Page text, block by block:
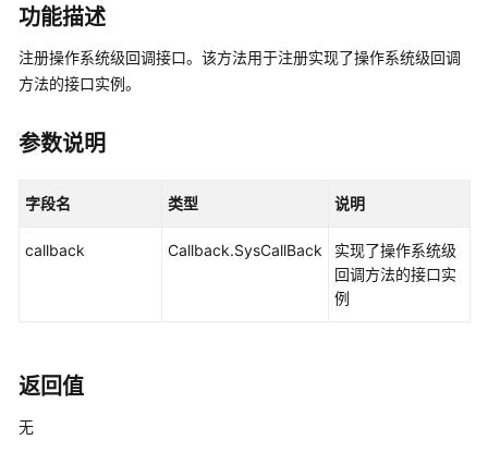
费
说
入
功能描述
注册操作系统级回调接口。该方法用于注册实现了操作系统级回调
方法的接口实例。
参数说明
字段名 类型 说明
callback Callback.SysCallBack
实现了操作系统级
回调方法的接口实
例
返回值
无